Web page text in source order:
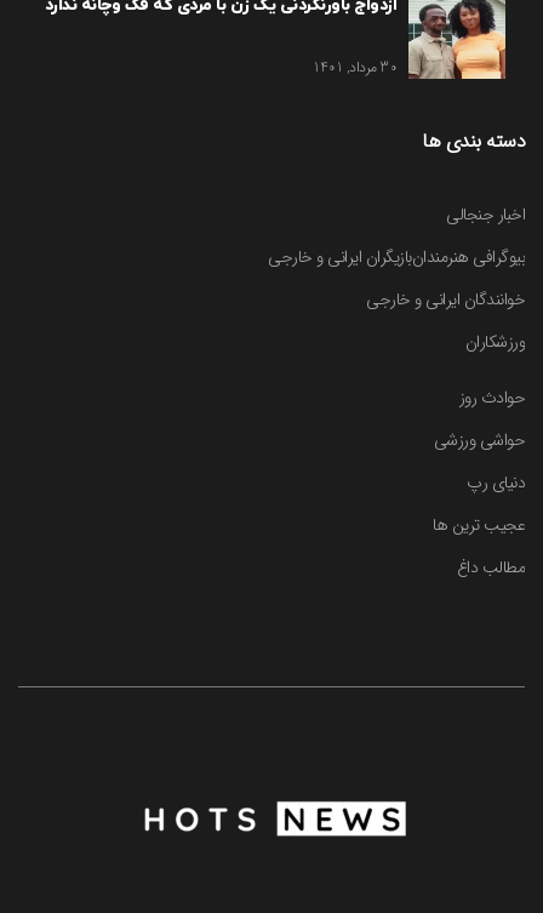
ازدواج باورنکردنی یک زن با مردی که فک وچانه ندارد
30 مرداد, 1401
دسته بندی ها
اخبار جنجالی
بیوگرافی هنرمندانبازیگران ایرانی و خارجی
خوانندگان ایرانی و خارجی
ورزشکاران
حوادث روز
حواشی ورزشی
دنیای رپ
عجیب ترین ها
مطالب داغ